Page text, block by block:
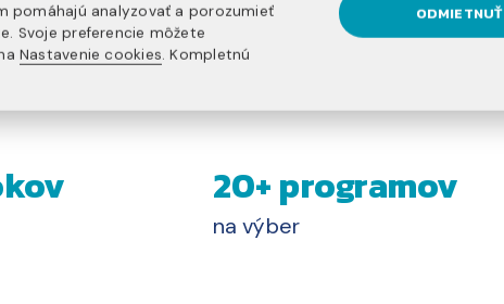
20+ programov
na výber
pomáhajú analyzovať a porozumieť
Svoje preferencie môžete
Nastavenie cookies. Kompletnú
ODMIETNUŤ